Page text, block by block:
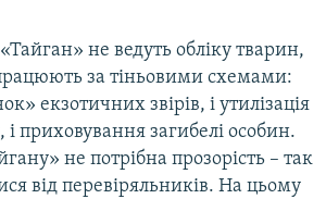
не ведуть обліку тварин,
за тіньовими схемами:
екзотичних звірів, і утилізація
приховування загибелі особин.
не потрібна прозорість – так
від перевіряльників. На цьому